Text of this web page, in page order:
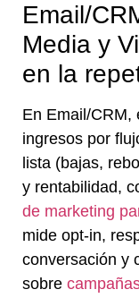
Email/
Media y
en la
En Email/CRM,
ingresos por
lista (bajas,
y rentabilidad,
de marketing
mide opt-in,
conversación y
sobre